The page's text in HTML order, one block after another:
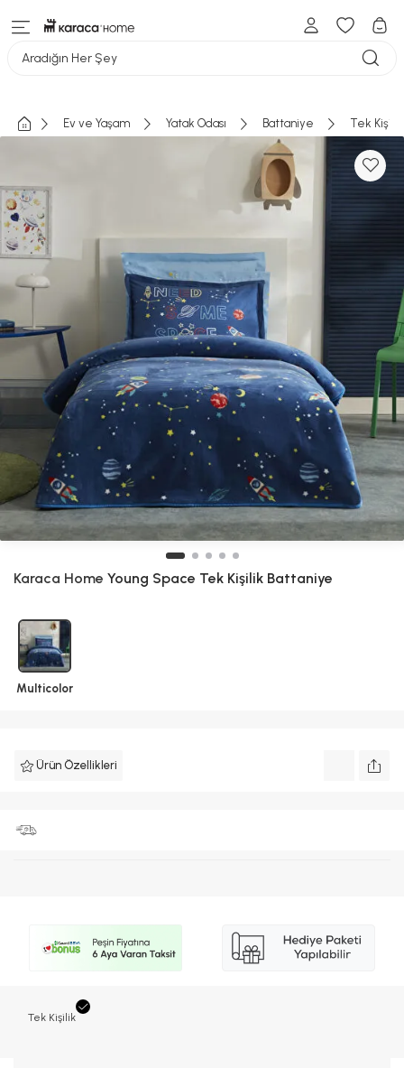
Aradığın Her Şey
Ev ve Yaşam Yatak Odası Battaniye Tek
Karaca Home Young Space Tek Kişilik Battaniye
Multicolor
Ürün Özellikleri
Tek Kişilik